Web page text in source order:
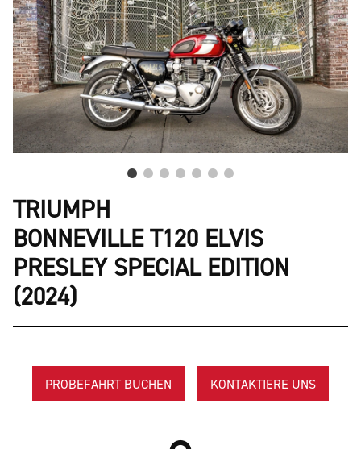
TRIUMPH
BONNEVILLE T120 ELVIS
PRESLEY SPECIAL EDITION
(2024)
PROBEFAHRT BUCHEN KONTAKTIERE UNS